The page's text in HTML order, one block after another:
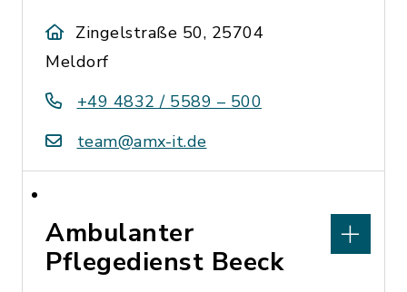
Zingelstraße 50, 25704
Meldorf
+49 4832 / 5589 – 500
team@amx-it.de
Ambulanter
Pflegedienst Beeck